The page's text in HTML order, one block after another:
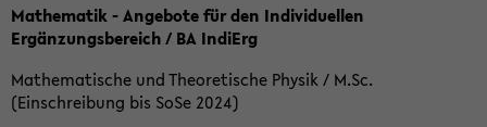
Mathematik - Angebote für den Individuellen
Ergänzungsbereich / BA IndiErg
Mathematische und Theoretische Physik / M.Sc.
(Einschreibung bis SoSe 2024)